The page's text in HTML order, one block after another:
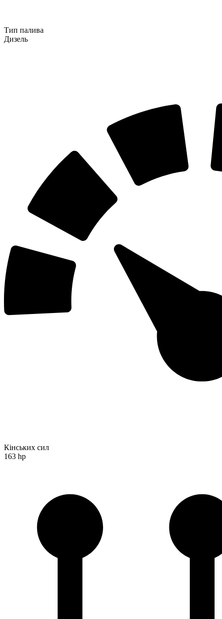
Тип палива
Дизель
Кінських сил
163 hp